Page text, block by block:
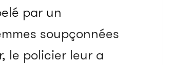
par un
soupçonnées
le policier leur a